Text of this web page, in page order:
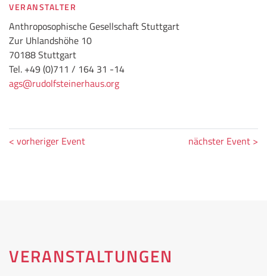
VERANSTALTER
Anthroposophische Gesellschaft Stuttgart
Zur Uhlandshöhe 10
70188 Stuttgart
Tel. +49 (0)711 / 164 31 -14
ags@rudolfsteinerhaus.org
< vorheriger Event nächster Event >
VERANSTALTUNGEN